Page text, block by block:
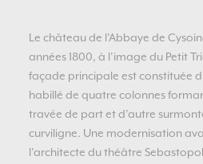
Le château de l’Abbaye de
années 1800, à l’image du Petit
façade principale est constituée
habillé de quatre colonnes
travée de part et d’autre
curviligne. Une modernisation
l’architecte du théâtre